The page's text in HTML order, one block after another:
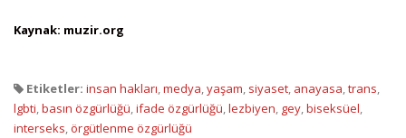
Kaynak: muzir.org
Etiketler: insan hakları,medya,yaşam, siyaset, anayasa,trans,
lgbti,basın özgürlüğü,ifade özgürlüğü,lezbiyen, gey,biseksüel,
interseks,örgütlenme özgürlüğü